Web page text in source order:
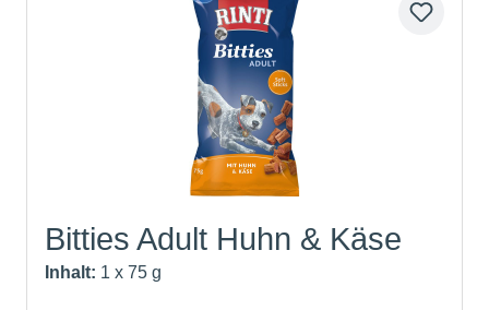
Bitties Adult Huhn & Käse
Inhalt: 1 x 75 g